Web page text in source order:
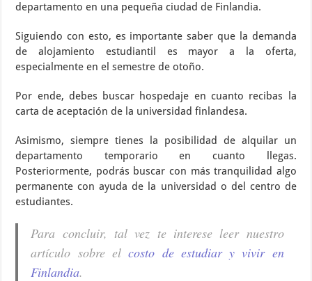
departamento en una pequeña ciudad de Finlandia.
Siguiendo con esto, es importante saber que la demanda
de alojamiento estudiantil es mayor a la oferta,
especialmente en el semestre de otoño.
Por ende, debes buscar hospedaje en cuanto recibas la
carta de aceptación de la universidad finlandesa.
Asimismo, siempre tienes la posibilidad de alquilar un
departamento temporario en cuanto llegas.
Posteriormente, podrás buscar con más tranquilidad algo
permanente con ayuda de la universidad o del centro de
estudiantes.
Para concluir, tal vez te interese leer nuestro
artículo sobre elcosto de estudiar y vivir en
Finlandia.